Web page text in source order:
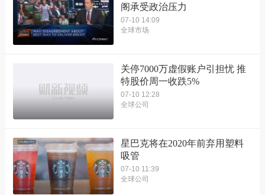
阁承受政治压力
07-10 14:09
全球市场
关停7000万虚假账户引担忧 推
特股价周一收跌5%
07-10 12:28
全球公司
星巴克将在2020年前弃用塑料
吸管
07-10 11:39
全球公司